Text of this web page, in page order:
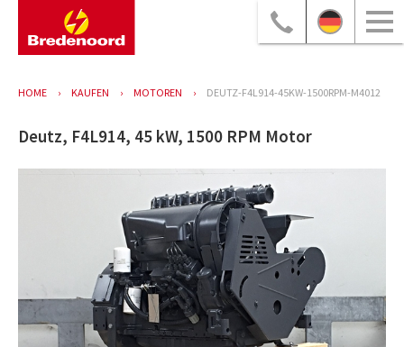
HOME KAUFEN MOTOREN DEUTZ-F4L914-45KW-1500RPM-M4012
Deutz, F4L914, 45 kW, 1500 RPM Motor